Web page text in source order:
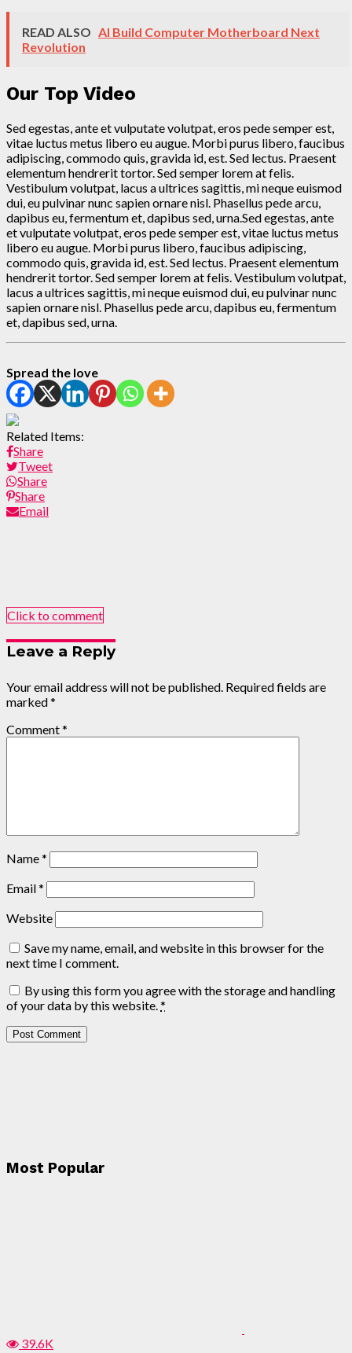
READ ALSO AI Build Computer Motherboard Next
Revolution
Our Top Video
Sed egestas, ante et vulputate volutpat, eros pede semper est,
vitae luctus metus libero eu augue. Morbi purus libero, faucibus
adipiscing, commodo quis, gravida id, est. Sed lectus. Praesent
elementum hendrerit tortor. Sed semper lorem at felis.
Vestibulum volutpat, lacus a ultrices sagittis, mi neque euismod
dui, eu pulvinar nunc sapien ornare nisl. Phasellus pede arcu,
dapibus eu, fermentum et, dapibus sed, urna.Sed egestas, ante
et vulputate volutpat, eros pede semper est, vitae luctus metus
libero eu augue. Morbi purus libero, faucibus adipiscing,
commodo quis, gravida id, est. Sed lectus. Praesent elementum
hendrerit tortor. Sed semper lorem at felis. Vestibulum volutpat,
lacus a ultrices sagittis, mi neque euismod dui, eu pulvinar nunc
sapien ornare nisl. Phasellus pede arcu, dapibus eu, fermentum
et, dapibus sed, urna.
Spread the love
Related Items:
Share
Tweet
Share
Share
Email
Click to comment
Leave a Reply
Your email address will not be published. Required fields are
marked*
Comment*
Name*
Email*
Website
Save my name, email, and website in this browser for the
next time I comment.
By using this form you agree with the storage and handling
of your data by this website.*
Most Popular
39.6K